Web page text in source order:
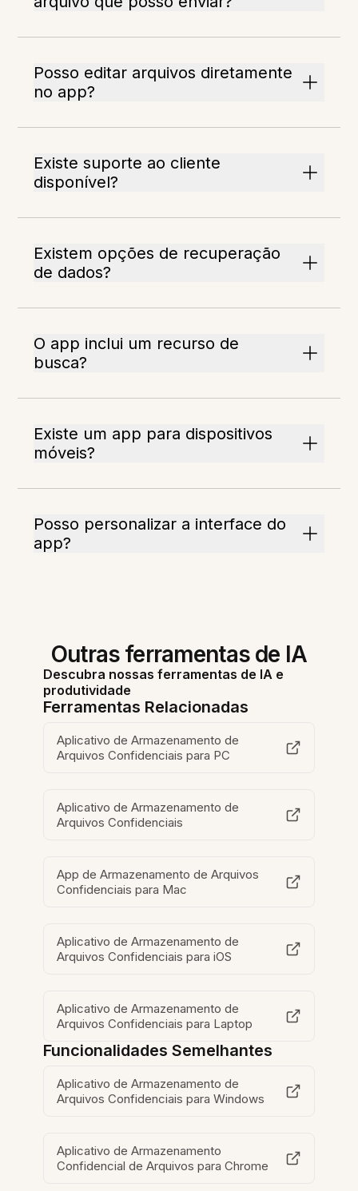
Posso editar arquivos diretamente
no app?
Existe suporte ao cliente
disponível?
Existem opções de recuperação
de dados?
O app inclui um recurso de
busca?
Existe um app para dispositivos
móveis?
Posso personalizar a interface do
app?
Outras ferramentas de IA
Descubra nossas ferramentas de IA e
produtividade
Ferramentas Relacionadas
Aplicativo de Armazenamento de
Arquivos Confidenciais para PC
Aplicativo de Armazenamento de
Arquivos Confidenciais
App de Armazenamento de Arquivos
Confidenciais para Mac
Aplicativo de Armazenamento de
Arquivos Confidenciais para iOS
Aplicativo de Armazenamento de
Arquivos Confidenciais para Laptop
Funcionalidades Semelhantes
Aplicativo de Armazenamento de
Arquivos Confidenciais para Windows
Aplicativo de Armazenamento
Confidencial de Arquivos para Chrome